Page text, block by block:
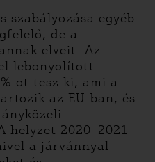
szabályozása egyéb
de a
elveit. Az
lebonyolított
ot tesz ki, ami a
az EU-ban, és
helyzet 2020–2021-
a járvánnyal